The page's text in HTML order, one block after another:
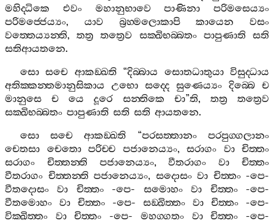
මහිද‍්ධිකෙ
එවං මහානුභාවෙ පාණිනා
පරිමසෙය්‍යං
පරිමජ‍්ජෙය්‍යං, යාව බ්‍රහ‍්මලොකාපි කායෙන
වසං
වත‍්තෙය්‍යන‍්ති,තත්‍ර තත්‍රෙව සක‍්ඛිභබ‍්බතං පාපුණාති
සති
සතිආයතනෙ.
සො සචෙ ආකඞ‍්ඛති “දිබ‍්බාය සොතධාතුයා විසුද‍්ධාය
අතික‍්කන‍්තමානුසිකාය
උභො සද‍්දෙ සුණෙය්‍යං දිබ‍්බෙ ච
මානුසෙ
ච යෙ දූරෙ සන‍්තිකෙ චා”ති, තත්‍ර
තත්‍රෙව
සක‍්ඛිභබ‍්බතං පාපුණාති සති සති ආයතනෙ.
සො
සචෙ ආකඞ‍්ඛති “පරසත‍්තානං
පරපුග‍්ගලානං
චෙතසා
චෙතො පරිච‍්ච පජානෙය්‍යං, සරාගං වා
චිත‍්තං
සරාගං
චිත‍්තන‍්ති පජානෙය්‍යං,වීතරාගං වා
චිත‍්තං
වීතරාගං චිත‍්තන‍්ති පජානෙය්‍යං, සදොසං වා චිත‍්තං-පෙ-
වීතදොසං
වා චිත‍්තං-පෙ- සමොහං වා චිත‍්තං-පෙ-
වීතමොහං
වා චිත‍්තං -පෙ- සඞ‍්ඛිත‍්තං වා චිත‍්තං -පෙ-
වික‍්ඛිත‍්තං
වා චිත‍්තං -පෙ- මහග‍්ගතං වා චිත‍්තං -පෙ-